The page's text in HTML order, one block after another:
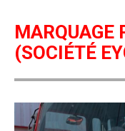
MARQUAGE
(SOCIÉTÉ